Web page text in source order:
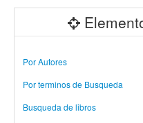
Por Autores
Por terminos de Busqueda
Busqueda de libros